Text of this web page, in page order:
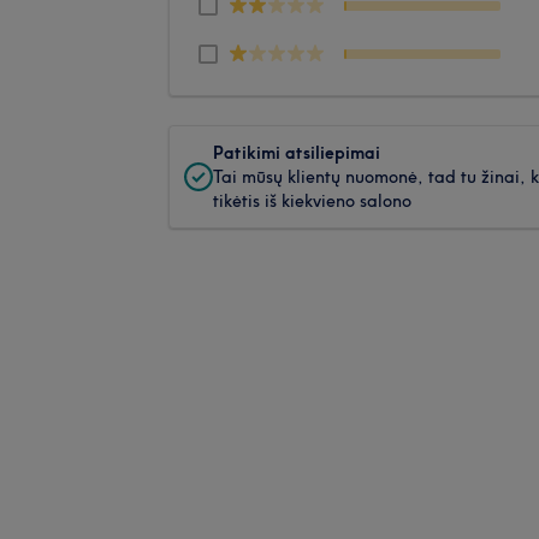
Patikimi atsiliepimai
Tai mūsų klientų nuomonė, tad tu žinai,
tikėtis iš kiekvieno salono